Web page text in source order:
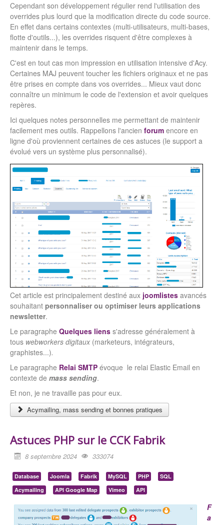
Cependant son développement régulier rend l'utilisation des
overrides plus lourd que la modification directe du code source.
En effet dans certains contextes (multi-utilisateurs, multi-bases,
flotte d'outils...), les overrides risquent d'être complexes à
maintenir dans le temps.
C'est en tout cas mon impression en utilisation intensive d'Acy.
Certaines MAJ peuvent toucher les fichiers originaux et ne pas
être prises en compte dans vos overrides... Mieux vaut donc
connaître un minimum le code de l'extension et avoir quelques
repères.
Ici quelques notes personnelles me permettant de maintenir
facilement mes outils. Rappellons l'ancien forum encore en
ligne d'où proviennent certaines de ces astuces (le support a
évolué vers un système plus personnalisé).
Cet article est principalement destiné aux joomlistes avancés
souhaitant personnaliser ou optimiser leurs applications
newsletter.
Le paragraphe Quelques liens s'adresse généralement à
tous webworkers digitaux (marketeurs, intégrateurs,
graphistes...).
Le paragraphe Relai SMTP évoque le relai Elastic Email en
contexte de mass sending.
Et non, je ne travaille pas pour eux.
Acymailing, mass sending et bonnes pratiques
Astuces PHP sur le CCK Fabrik
8 septembre 2024 333074
Database Joomla Fabrik MySQL PHP
SQL
Acymailing
API Google Map Vimeo API
F
a